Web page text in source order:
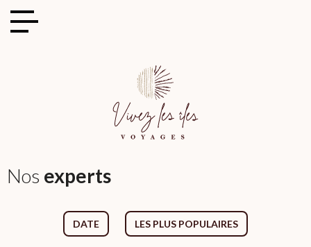
Nos experts
DATE LES PLUS POPULAIRES